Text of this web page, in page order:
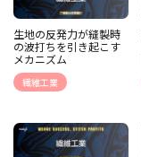
生地の反発力が縫製時
の波打ちを引き起こす
メカニズム
繊維工業